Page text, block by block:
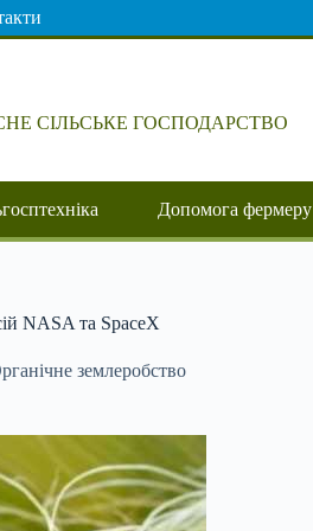
СІЛЬСЬКЕ ГОСПОДАРСТВО
Допомога фермеру
NASA та SpaceX
землеробство